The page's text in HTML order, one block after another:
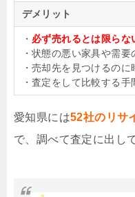
デメリット
・ 必ず売れるとは限らな
・状態の悪い家具や需
・売却先を見つけるの
・査定をして比較する手
愛知県には52社のリサ
で、調べて査定に出し